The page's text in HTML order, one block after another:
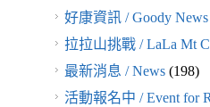
好康資訊 / Goody News
拉拉山挑戰 / LaLa Mt
最新消息 / News(198)
活動報名中 / Event for